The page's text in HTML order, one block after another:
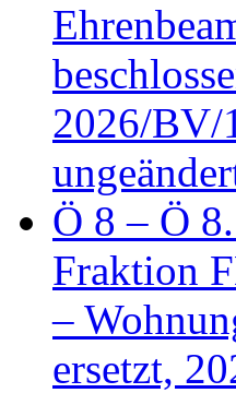
2026/BV/
Ö 8 – Ö
Fraktion
–
ersetzt,